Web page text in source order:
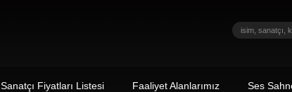
Sanatçı Fiyatları Listesi Faaliyet Alanlarımız Ses